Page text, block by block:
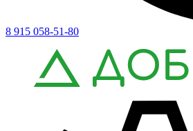
8 915 058-51-80